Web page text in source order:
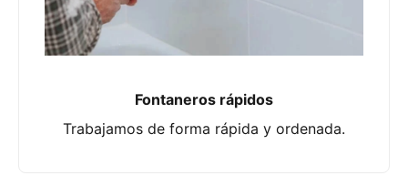
Fontaneros rápidos
Trabajamos de forma rápida y ordenada.